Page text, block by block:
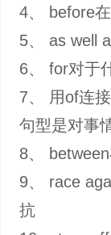
4、 before
5、 as well
6、 for对于
7、 用of连
句型是对事
8、
9、 race
抗